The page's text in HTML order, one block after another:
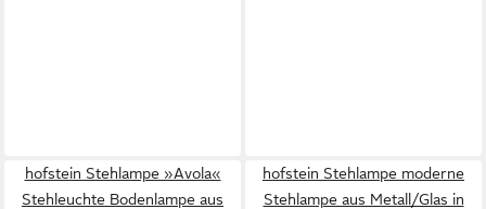
hofstein Stehlampe »Avola«
Stehleuchte Bodenlampe aus
hofstein Stehlampe moderne
Stehlampe aus Metall/Glas in